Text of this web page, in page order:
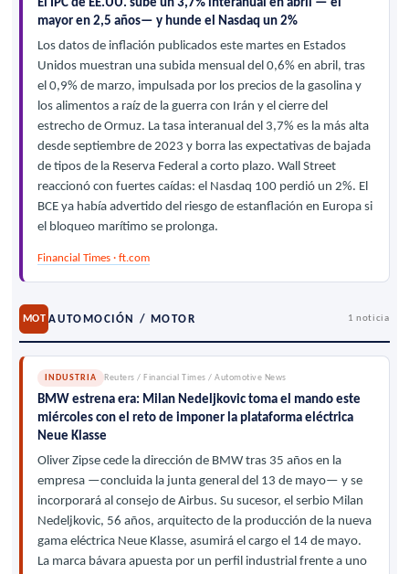
El IPC de EE.UU. sube un 3,7% interanual en abril — el
mayor en 2,5 años— y hunde el Nasdaq un 2%
Los datos de inflación publicados este martes en Estados
Unidos muestran una subida mensual del 0,6% en abril, tras
el 0,9% de marzo, impulsada por los precios de la gasolina y
los alimentos a raíz de la guerra con Irán y el cierre del
estrecho de Ormuz. La tasa interanual del 3,7% es la más alta
desde septiembre de 2023 y borra las expectativas de bajada
de tipos de la Reserva Federal a corto plazo. Wall Street
reaccionó con fuertes caídas: el Nasdaq 100 perdió un 2%. El
BCE ya había advertido del riesgo de estanflación en Europa si
el bloqueo marítimo se prolonga.
Financial Times · ft.com
MOT AUTOMOCIÓN / MOTOR 1 noticia
INDUSTRIA Reuters / Financial Times / Automotive News
BMW estrena era: Milan Nedeljkovic toma el mando este
miércoles con el reto de imponer la plataforma eléctrica
Neue Klasse
Oliver Zipse cede la dirección de BMW tras 35 años en la
empresa —concluida la junta general del 13 de mayo— y se
incorporará al consejo de Airbus. Su sucesor, el serbio Milan
Nedeljkovic, 56 años, arquitecto de la producción de la nueva
gama eléctrica Neue Klasse, asumirá el cargo el 14 de mayo.
La marca bávara apuesta por un perfil industrial frente a uno